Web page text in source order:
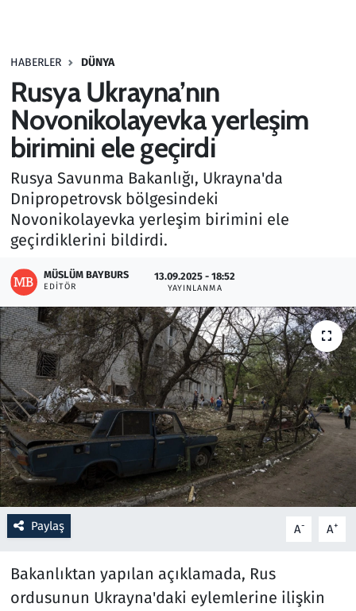
HABERLER DÜNYA
Rusya Ukrayna’nın
Novonikolayevka yerleşim
birimini ele geçirdi
Rusya Savunma Bakanlığı, Ukrayna'da
Dnipropetrovsk bölgesindeki
Novonikolayevka yerleşim birimini ele
geçirdiklerini bildirdi.
MÜSLÜM BAYBURS
EDITÖR
13.09.2025 - 18:52
YAYINLANMA
Paylaş A- A+
Bakanlıktan yapılan açıklamada, Rus
ordusunun Ukrayna'daki eylemlerine ilişkin
Haber
Kültür Sanat
Kurumsal Haberler
Lezzet Durağı
Memur ve Kamu
Otomobil
Oyun
Ramazan
Resmi İlanlar
Rüya Tabirleri
Sağlık
Savunma Sanayi
Spor